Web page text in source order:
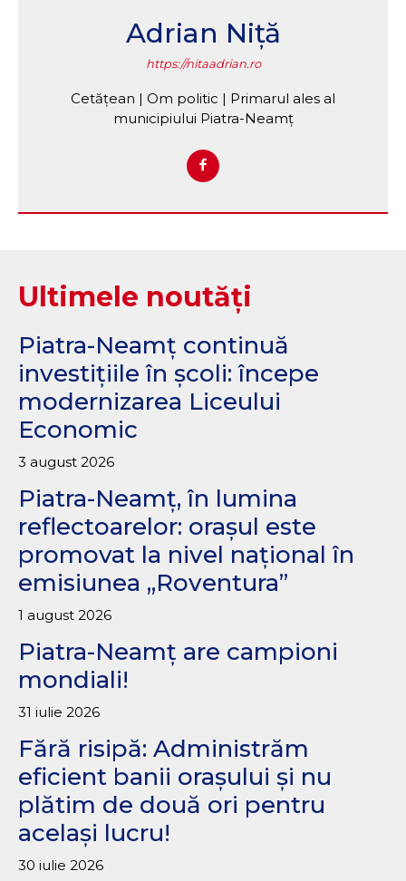
Adrian Niță
https://nitaadrian.ro
Cetățean | Om politic | Primarul ales al
municipiului Piatra-Neamț
Ultimele noutăți
Piatra-Neamț continuă
investițiile în școli: începe
modernizarea Liceului
Economic
3 august 2026
Piatra-Neamț, în lumina
reflectoarelor: orașul este
promovat la nivel național în
emisiunea „Roventura”
1 august 2026
Piatra-Neamț are campioni
mondiali!
31 iulie 2026
Fără risipă: Administrăm
eficient banii orașului și nu
plătim de două ori pentru
același lucru!
30 iulie 2026